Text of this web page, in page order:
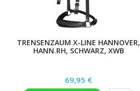
TRENSENZAUM X-LINE HANNOVER,
HANN.RH, SCHWARZ, XWB
Preis
69,95 €